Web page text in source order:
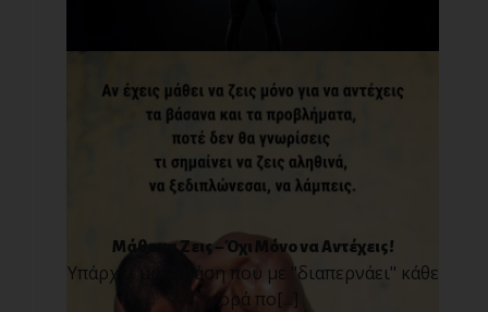
Μάθε να Ζεις – Όχι Μόνο να Αντέχεις!
Υπάρχει μια φράση που με "διαπερνάει" κάθε
φορά πο[...]